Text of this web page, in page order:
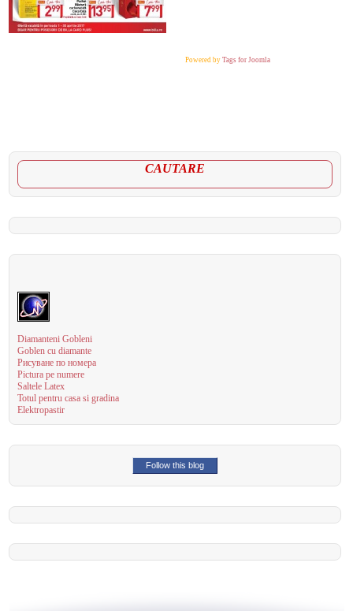
Powered byTags for Joomla
CAUTARE
Diamanteni Gobleni
Goblen cu diamante
Рисуване по номера
Pictura pe numere
Saltele Latex
Totul pentru casa si gradina
Elektropastir
Follow this blog